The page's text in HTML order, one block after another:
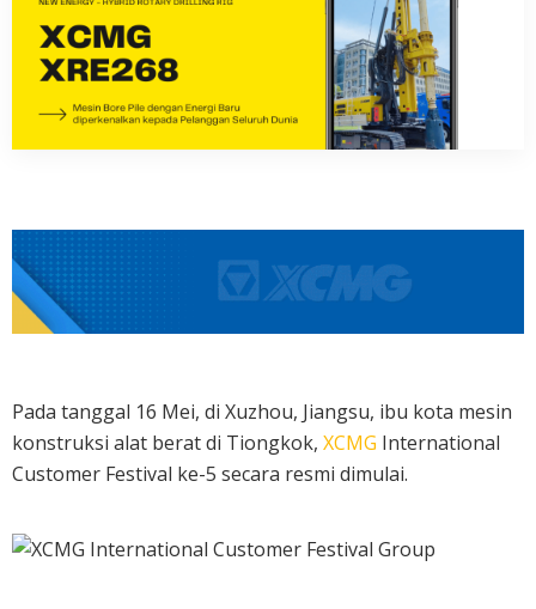
Pada tanggal 16 Mei, di Xuzhou, Jiangsu, ibu kota mesin
konstruksi alat berat di Tiongkok, XCMG International
Customer Festival ke-5 secara resmi dimulai.